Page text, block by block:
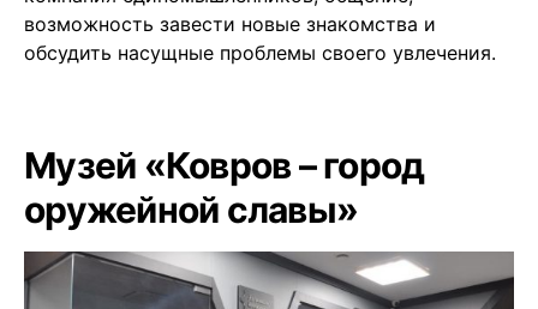
возможность завести новые знакомства и
обсудить насущные проблемы своего увлечения.
Музей «Ковров – город
оружейной славы»